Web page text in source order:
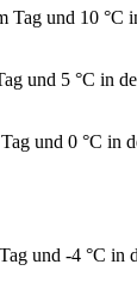
Tag und 10 °C
und 5 °C in
und 0 °C in
und -4 °C in